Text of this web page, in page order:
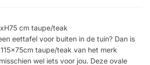
cm taupe/teak
eettafel voor buiten in de tuin? Dan is
taupe/teak van het merk
wel iets voor jou. Deze ovale